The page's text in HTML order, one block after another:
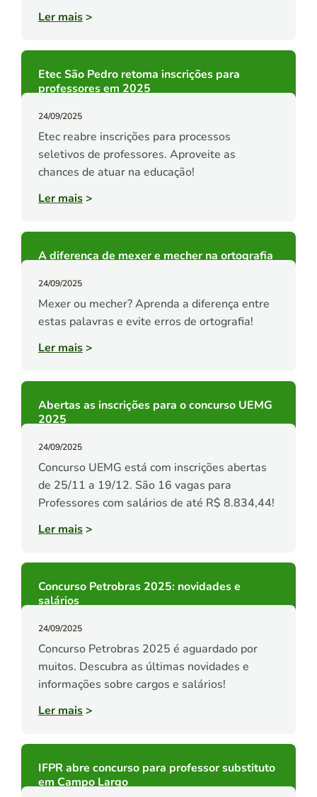
Ler mais>
Etec São Pedro retoma inscrições para
professores em 2025
24/09/2025
Etec reabre inscrições para processos
seletivos de professores. Aproveite as
chances de atuar na educação!
Ler mais>
A diferença de mexer e mecher na ortografia
24/09/2025
Mexer ou mecher? Aprenda a diferença entre
estas palavras e evite erros de ortografia!
Ler mais>
Abertas as inscrições para o concurso UEMG
2025
24/09/2025
Concurso UEMG está com inscrições abertas
de 25/11 a 19/12. São 16 vagas para
Professores com salários de até R$ 8.834,44!
Ler mais>
Concurso Petrobras 2025: novidades e
salários
24/09/2025
Concurso Petrobras 2025 é aguardado por
muitos. Descubra as últimas novidades e
informações sobre cargos e salários!
Ler mais>
IFPR abre concurso para professor substituto
em Campo Largo